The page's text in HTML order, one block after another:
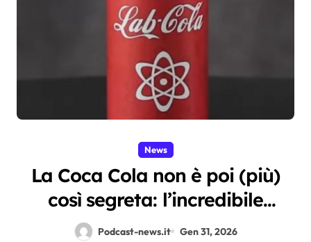
News
La Coca Cola non è poi (più)
così segreta: l’incredibile
esperimento di LabCoatz
Podcast-news.it Gen 31, 2026